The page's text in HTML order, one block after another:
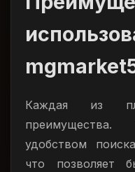
Каждая из
преимущества.
удобством
что позволяет